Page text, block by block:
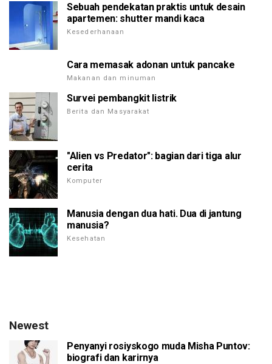
Sebuah pendekatan praktis untuk desain
apartemen: shutter mandi kaca
Kesederhanaan
Cara memasak adonan untuk pancake
Makanan dan minuman
Survei pembangkit listrik
Berita dan Masyarakat
"Alien vs Predator": bagian dari tiga alur
cerita
Komputer
Manusia dengan dua hati. Dua di jantung
manusia?
Kesehatan
Newest
Penyanyi rosiyskogo muda Misha Puntov:
biografi dan karirnya